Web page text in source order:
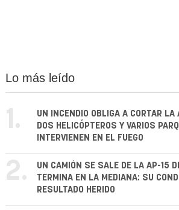
Lo más leído
1.
UN INCENDIO OBLIGA A CORTAR
DOS HELICÓPTEROS Y VARIOS
INTERVIENEN EN EL FUEGO
2.
UN CAMIÓN SE SALE DE LA AP-15
TERMINA EN LA MEDIANA: SU
RESULTADO HERIDO